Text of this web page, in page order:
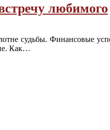
любимого
судьбы. Финансовые
Как…